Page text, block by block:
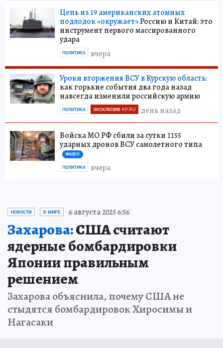
Цепь из 19 американских атомных
подлодок «окружает»Россию и Китай: это
инструмент первого массированного
удара
вчера
ПОЛИТИКА
Уроки вторжения ВСУ в Курскую область:
как горькие события два года назад
навсегда изменили российскую армию
день назад
ПОЛИТИКА ЭКСКЛЮЗИВ KP.RU
Войска МО РФ сбили за сутки 1155
ударных дронов ВСУ самолетного типа
ВИДЕО
вчера
ПОЛИТИКА
НОВОСТИ В МИРЕ 6 августа 2025 6:56
Захарова:США считают
ядерные бомбардировки
Японии правильным
решением
Захарова объяснила, почему США не
стыдятся бомбардировок Хиросимы и
Нагасаки